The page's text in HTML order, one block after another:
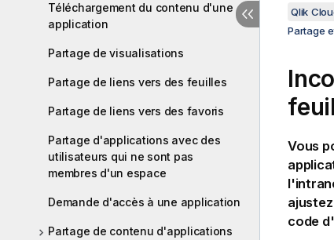
Téléchargement du contenu d'une
application
Partage de visualisations
Partage de liens vers des feuilles
Partage de liens vers des favoris
Partage d'applications avec des
utilisateurs qui ne sont pas
membres d'un espace
Demande d'accès à une application
Partage de contenu d'applications
Qlik
Partage
Vous
code